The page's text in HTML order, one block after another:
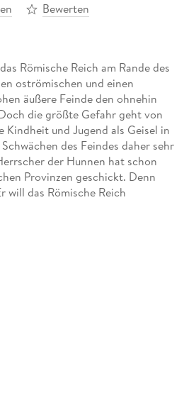
Bewerten
Römische Reich am Rande des
oströmi­schen und einen
äußere Feinde den ohnehin
die größte Gefahr geht von
Kindheit und Jugend als Geisel in
des Feindes daher sehr
der Hunnen hat schon
Provinzen geschickt. Denn
will das Römische Reich